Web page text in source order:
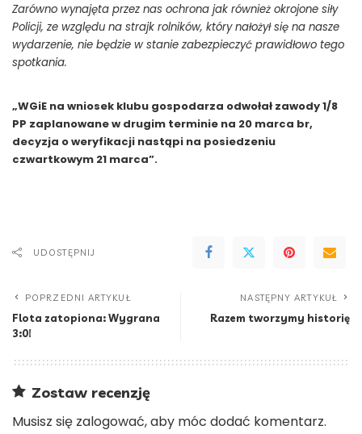
Zarówno wynajęta przez nas ochrona jak również okrojone siły
Policji, ze względu na strajk rolników, który nałożył się na nasze
wydarzenie, nie będzie w stanie zabezpieczyć prawidłowo tego
spotkania.
„WGiE na wniosek klubu gospodarza odwołał zawody 1/8
PP zaplanowane w drugim terminie na 20 marca br,
decyzja o weryfikacji nastąpi na posiedzeniu
czwartkowym 21 marca”.
UDOSTĘPNIJ
POPRZEDNI ARTYKUŁ
Flota zatopiona: Wygrana
3:0!
NASTĘPNY ARTYKUŁ
Razem tworzymy historię
Zostaw recenzję
Musisz się zalogować, aby móc dodać komentarz.